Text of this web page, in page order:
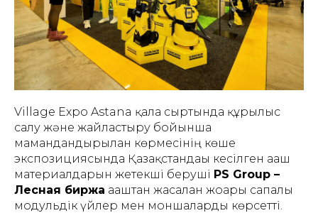
Village Expo Astana қала сыртында құрылыс
салу және жайластыру бойынша
мамандандырылған көрмесінің көше
экспозициясында Қазақстандағы кесілген ағаш
материалдарын жетекші беруші PS Group –
Лесная биржа ағаштан жасалған жоғары сапалы
модульдік үйлер мен моншаларды көрсетті.